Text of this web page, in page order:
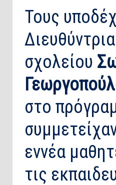
Τους
σχολείου
στο
εννέα
τις